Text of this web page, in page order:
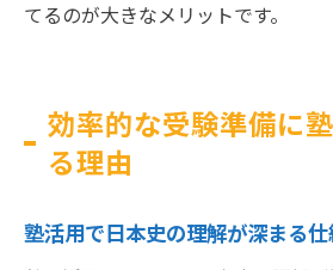
てるのが大きなメリットです。
効率的な受験準備に
る理由
塾活用で日本史の理解が深まる